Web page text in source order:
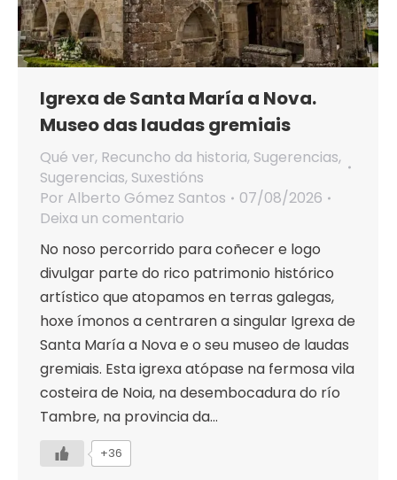
Igrexa de Santa María a Nova.
Museo das laudas gremiais
Qué ver, Recuncho da historia, Sugerencias,
Sugerencias, Suxestións
Por Alberto Gómez Santos
07/08/2026
Deixa un comentario
No noso percorrido para coñecer e logo
divulgar parte do rico patrimonio histórico
artístico que atopamos en terras galegas,
hoxe ímonos a centraren a singular Igrexa de
Santa María a Nova e o seu museo de laudas
gremiais. Esta igrexa atópase na fermosa vila
costeira de Noia, na desembocadura do río
Tambre, na provincia da…
+36